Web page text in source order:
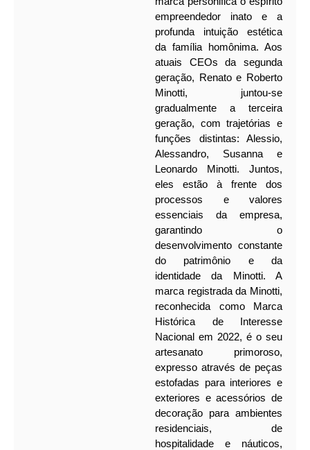
empreendedor inato e a
profunda intuição estética
da família homônima. Aos
atuais CEOs da segunda
geração, Renato e Roberto
Minotti, juntou-se
gradualmente a terceira
geração, com trajetórias e
funções distintas: Alessio,
Alessandro, Susanna e
Leonardo Minotti. Juntos,
eles estão à frente dos
processos e valores
essenciais da empresa,
garantindo o
desenvolvimento constante
do patrimônio e da
identidade da Minotti. A
marca registrada da Minotti,
reconhecida como Marca
Histórica de Interesse
Nacional em 2022, é o seu
artesanato primoroso,
expresso através de peças
estofadas para interiores e
exteriores e acessórios de
decoração para ambientes
residenciais, de
hospitalidade e náuticos,